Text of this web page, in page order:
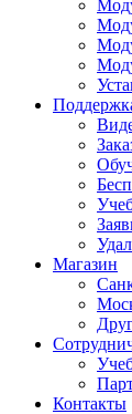
Магазин
Контакты